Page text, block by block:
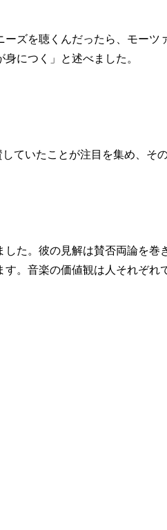
ズを聴くんだったら、モーツ
につく」と述べました。
ていたことが注目を集め、そ
た。彼の見解は賛否両論を巻
。音楽の価値観は人それぞれ